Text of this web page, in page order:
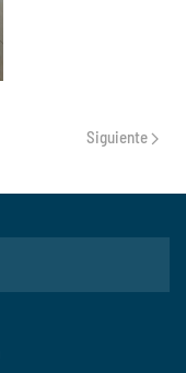
Siguiente